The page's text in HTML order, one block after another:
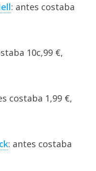
: antes costaba
10c,99 €,
costaba 1,99 €,
: antes costaba